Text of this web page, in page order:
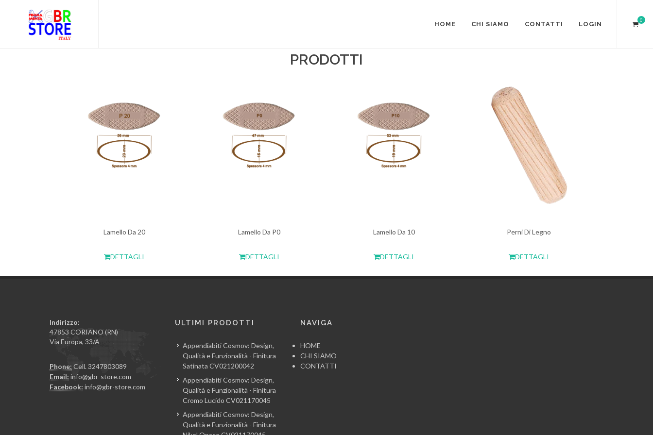
HOME CHI SIAMO CONTATTI LOGIN
0
PRODOTTI
Lamello Da 20
DETTAGLI
Lamello Da P0
DETTAGLI
Lamello Da 10
DETTAGLI
Perni Di Legno
DETTAGLI
Indirizzo:
47853 CORIANO (RN)
Via Europa, 33/A
Phone: Cell. 3247803089
Email: info@gbr-store.com
Facebook: info@gbr-store.com
ULTIMI PRODOTTI
Appendiabiti Cosmov: Design,
Qualità e Funzionalità - Finitura
Satinata CV021200042
Appendiabiti Cosmov: Design,
Qualità e Funzionalità - Finitura
Cromo Lucido CV021170045
Appendiabiti Cosmov: Design,
Qualità e Funzionalità - Finitura
NAVIGA
HOME
CHI SIAMO
CONTATTI